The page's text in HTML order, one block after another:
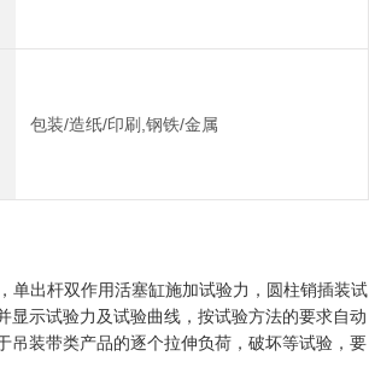
包装/造纸/印刷,钢铁/金属
单出杆双作用活塞缸施加试验力，圆柱销插装试
显示试验力及试验曲线，按试验方法的要求自动
吊装带类产品的逐个拉伸负荷，破坏等试验，要